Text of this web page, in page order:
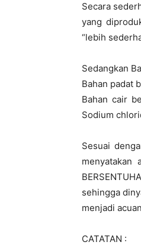
Secara
yang
“lebih
Sedangkan
Bahan padat
Bahan cair
Sodium
Sesuai
menyatakan
sehingga
menjadi
CATATAN :